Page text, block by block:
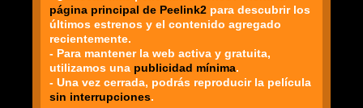
página principal de Peelink2 para descubrir los
últimos estrenos y el contenido agregado
recientemente.
- Para mantener la web activa y gratuita,
utilizamos una publicidad mínima.
- Una vez cerrada, podrás reproducir la película
sin interrupciones.